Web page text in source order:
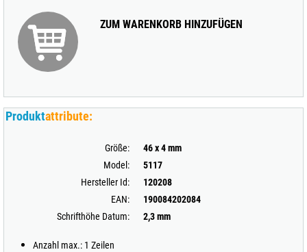
ZUM WARENKORB HINZUFÜGEN
Produktattribute:
Größe:
46 x 4 mm
Model:
5117
Hersteller Id:
120208
EAN:
190084202084
Schrifthöhe Datum:
2,3 mm
Anzahl max.: 1 Zeilen